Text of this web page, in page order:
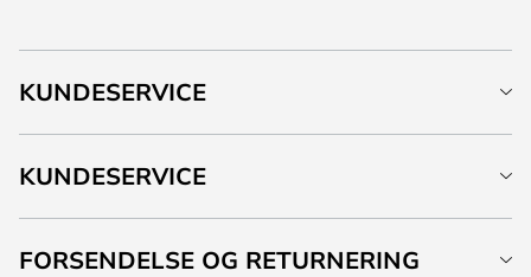
KUNDESERVICE
KUNDESERVICE
FORSENDELSE OG RETURNERING